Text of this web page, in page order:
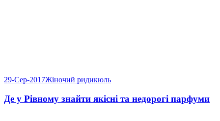
29-Сер-2017Жіночий ридикюль
Де у Рівному знайти якісні та недорогі парфуми